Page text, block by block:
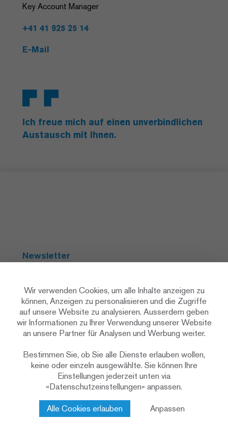
Key Account Manager
+41 41 925 25 14
E-Mail
Ich freue mich auf einen unverbindlichen
Austausch mit Ihnen.
Newsletter
Social Media
Datenschutzeinstellungen
Cookie Policy
Impressum & rechtliche Hinweise
Wir verwenden Cookies, um alle Inhalte anzeigen zu
können, Anzeigen zu personalisieren und die Zugriffe
auf unsere Website zu analysieren. Ausserdem geben
wir Informationen zu Ihrer Verwendung unserer Website
an unsere Partner für Analysen und Werbung weiter.
Bestimmen Sie, ob Sie alle Dienste erlauben wollen,
keine oder einzeln ausgewählte. Sie können Ihre
Einstellungen jederzeit unten via
«Datenschutzeinstellungen» anpassen.
Alle Cookies erlauben Anpassen